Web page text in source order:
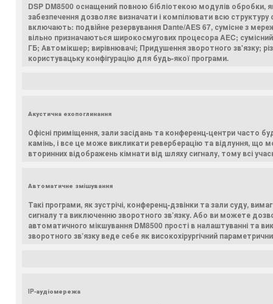
DSP DM8500 оснащений повною бібліотекою модулів обробки,
забезпечення дозволяє визначати і компілювати всю
включають: подвійне резервування Dante/AES 67, сумісне з
вільно призначаються широкосмугових процесора AEC;
ГБ; Автомікшер; вирівнювачі; Придушення зворотного зв'язку;
користувацьку конфігурацію для будь-якої програми.
Акустична ехопоглинання
Офісні приміщення, зали засідань та конференц-центри часто
камінь, і все це може викликати реверберацію та відлуння,
вторинних відображень кімнати від шляху сигналу, тому всі
Автоматичне змішування
Такі програми, як зустрічі, конференц-дзвінки та зали суду,
сигналу та виключенню зворотного зв’язку. Або ви можете
автоматичного мікшування DM8500 прості в налаштуванні та
зворотного зв’язку веде себе як високохірургічний
IP-аудіомережа